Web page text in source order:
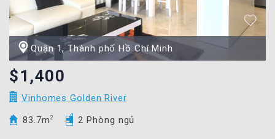
Quận 1, Thành phố Hồ Chí Minh
$1,400
Vinhomes Golden River
83.7m 2 2 Phòng ngủ